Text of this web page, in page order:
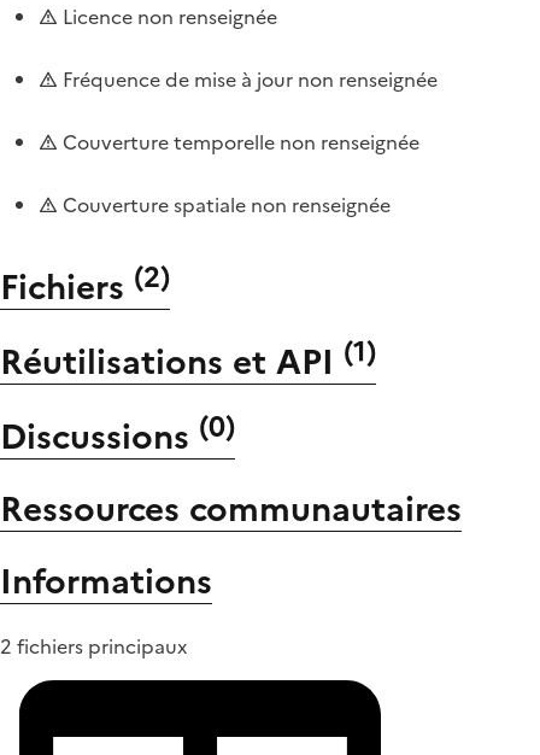
Licence non renseignée
Fréquence de mise à jour non renseignée
Couverture temporelle non renseignée
Couverture spatiale non renseignée
Fichiers (2)
Réutilisations et API (1)
Discussions (0)
Ressources communautaires
Informations
2 fichiers principaux